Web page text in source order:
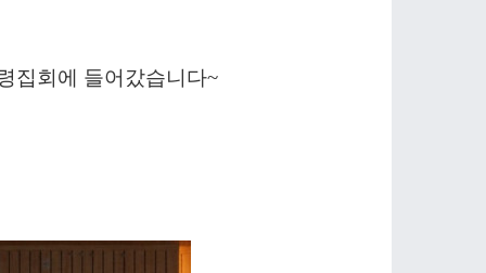
집회에 들어갔습니다~